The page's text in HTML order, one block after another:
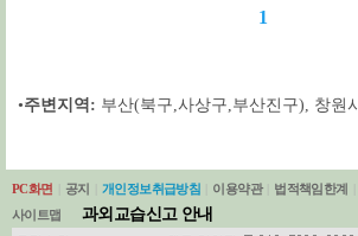
1
•주변지역: 부산(북구,사상구,부산진구), 창원시
PC화면 공지 개인정보취급방침 이용약관 법적책임한계
사이트맵
과외교습신고 안내